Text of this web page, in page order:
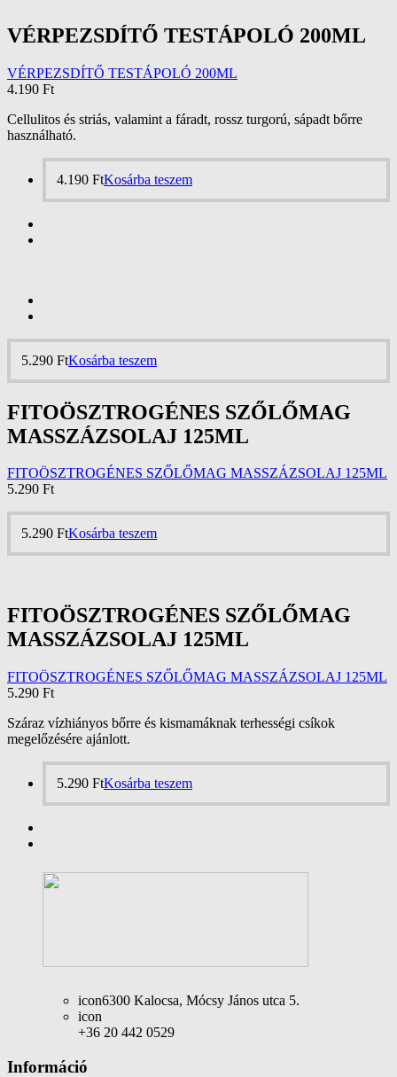
VÉRPEZSDÍTŐ TESTÁPOLÓ 200ML
VÉRPEZSDÍTŐ TESTÁPOLÓ 200ML
4.190 Ft
Cellulitos és striás, valamint a fáradt, rossz turgorú, sápadt bőrre
használható.
4.190 FtKosárba teszem
5.290 FtKosárba teszem
FITOÖSZTROGÉNES SZŐLŐMAG
MASSZÁZSOLAJ 125ML
FITOÖSZTROGÉNES SZŐLŐMAG MASSZÁZSOLAJ 125ML
5.290 Ft
5.290 FtKosárba teszem
FITOÖSZTROGÉNES SZŐLŐMAG
MASSZÁZSOLAJ 125ML
FITOÖSZTROGÉNES SZŐLŐMAG MASSZÁZSOLAJ 125ML
5.290 Ft
Száraz vízhiányos bőrre és kismamáknak terhességi csíkok
megelőzésére ajánlott.
5.290 FtKosárba teszem
icon6300 Kalocsa, Mócsy János utca 5.
icon
+36 20 442 0529
Információ